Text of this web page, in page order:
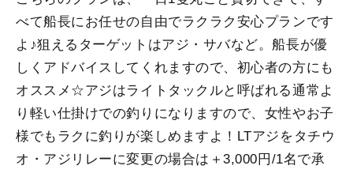
べて船長にお任せの自由でラクラク安心プランです
よ♪狙えるターゲットはアジ・サバなど。船長が優
しくアドバイスしてくれますので、初心者の方にも
オススメ☆アジはライトタックルと呼ばれる通常よ
り軽い仕掛けでの釣りになりますので、女性やお子
様でもラクに釣りが楽しめますよ！LTアジをタチウ
オ・アジリレーに変更の場合は＋3,000円/1名で承